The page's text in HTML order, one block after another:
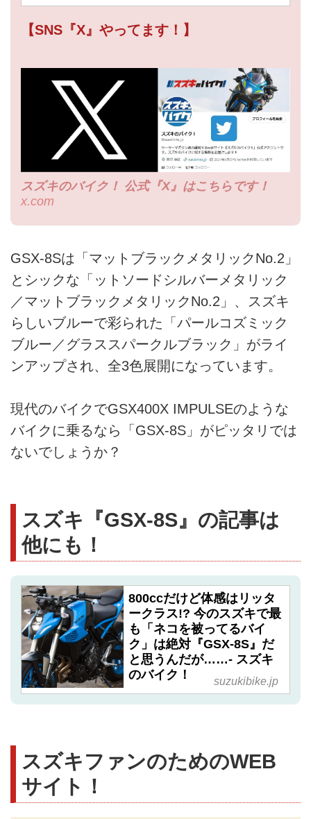
【SNS『X』やってます！】
スズキのバイク！ 公式『X』はこちらです！
x.com
GSX-8Sは「マットブラックメタリックNo.2」
とシックな「ットソードシルバーメタリック
／マットブラックメタリックNo.2」、スズキ
らしいブルーで彩られた「パールコズミック
ブルー／グラススパークルブラック」がライ
ンアップされ、全3色展開になっています。
現代のバイクでGSX400X IMPULSEのような
バイクに乗るなら「GSX-8S」がピッタリでは
ないでしょうか？
スズキ『GSX-8S』の記事は
他にも！
800ccだけど体感はリッタ
ークラス!? 今のスズキで最
も「ネコを被ってるバイ
ク」は絶対『GSX-8S』だ
と思うんだが……- スズキ
のバイク！
suzukibike.jp
スズキファンのためのWEB
サイト！